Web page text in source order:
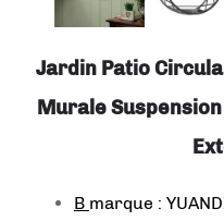
Jardin Patio
Murale
B marque :